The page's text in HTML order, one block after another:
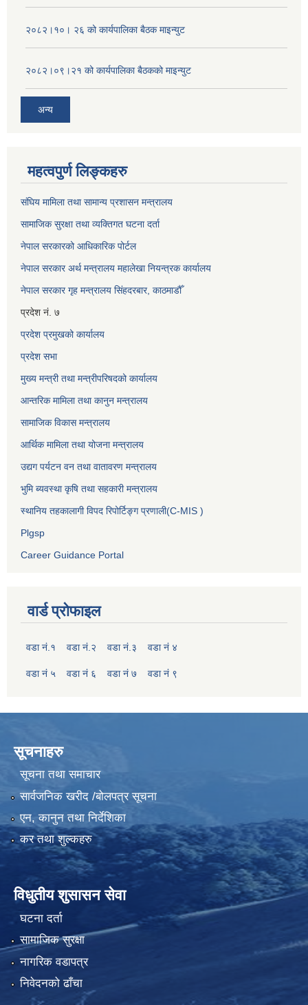
२०८२।१०। २६ को कार्यपालिका बैठक माइन्युट
२०८२।०९।२१ को कार्यपालिका बैठकको माइन्युट
अन्य
महत्वपुर्ण लिङ्कहरु
संघिय मामिला तथा सामान्य प्रशासन मन्त्रालय
सामाजिक सुरक्षा तथा व्यक्तिगत घटना दर्ता
नेपाल सरकारको आधिकारिक पोर्टल
नेपाल सरकार अर्थ मन्त्रालय महालेखा नियन्त्रक कार्यालय
नेपाल सरकार गृह मन्त्रालय सिंहदरबार, काठमाडौँ
प्रदेश नं. ७
प्रदेश प्रमुखको कार्यालय
प्रदेश सभा
मुख्य मन्त्री तथा मन्त्रीपरिषदको कार्यालय
आन्तरिक मामिला तथा कानुन मन्त्रालय
सामाजिक विकास मन्त्रालय
आर्थिक मामिला तथा योजना मन्त्रालय
उद्यग पर्यटन वन तथा वातावरण मन्त्रालय
भुमि ब्यवस्था कृषि तथा सहकारी मन्त्रालय
स्थानिय तहकालागी विपद रिपोर्टिङ्ग प्रणाली(C-MIS )
Plgsp
Career Guidance Portal
वार्ड प्रोफाइल
वडा नं.१ वडा नं.२ वडा नं.३ वडा नं ४
वडा नं ५ वडा नं ६ वडा नं ७ वडा नं ९
सूचनाहरु
सूचना तथा समाचार
सार्वजनिक खरीद /बोलपत्र सूचना
एन, कानुन तथा निर्देशिका
कर तथा शुल्कहरु
विधुतीय शुसासन सेवा
घटना दर्ता
सामाजिक सुरक्षा
नागरिक वडापत्र
निवेदनको ढाँचा